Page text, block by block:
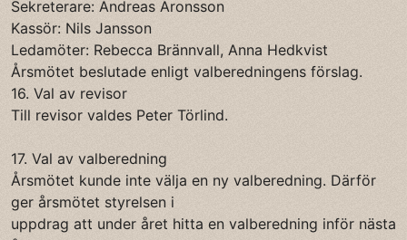
Sekreterare: Andreas Aronsson
Kassör: Nils Jansson
Ledamöter: Rebecca Brännvall, Anna Hedkvist
Årsmötet beslutade enligt valberedningens förslag.
16. Val av revisor
Till revisor valdes Peter Törlind.
17. Val av valberedning
Årsmötet kunde inte välja en ny valberedning. Därför
ger årsmötet styrelsen i
uppdrag att under året hitta en valberedning inför nästa